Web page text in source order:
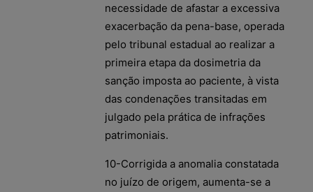
necessidade de afastar a excessiva
exacerbação da pena-base, operada
pelo tribunal estadual ao realizar a
primeira etapa da dosimetria da
sanção imposta ao paciente, à vista
das condenações transitadas em
julgado pela prática de infrações
patrimoniais.
10-Corrigida a anomalia constatada
no juízo de origem, aumenta-se a